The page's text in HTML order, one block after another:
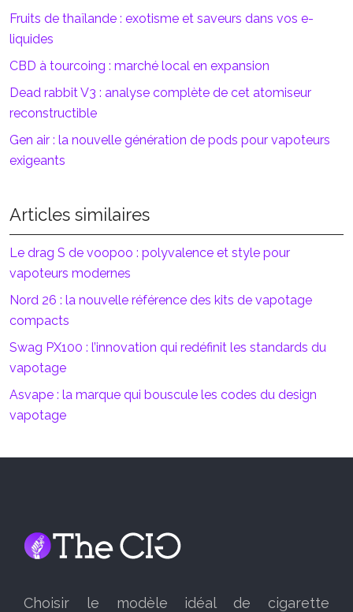
Fruits de thaïlande : exotisme et saveurs dans vos e-
liquides
CBD à tourcoing : marché local en expansion
Dead rabbit V3 : analyse complète de cet atomiseur
reconstructible
Gen air : la nouvelle génération de pods pour vapoteurs
exigeants
Articles similaires
Le drag S de voopoo : polyvalence et style pour
vapoteurs modernes
Nord 26 : la nouvelle référence des kits de vapotage
compacts
Swag PX100 : l’innovation qui redéfinit les standards du
vapotage
Asvape : la marque qui bouscule les codes du design
vapotage
Choisir le modèle idéal de cigarette